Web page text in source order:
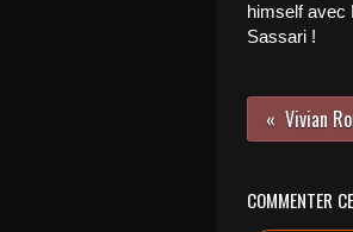
himself avec
Sassari !
COMMENTER